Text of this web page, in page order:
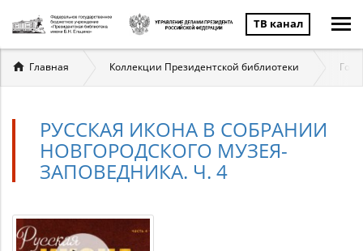
ТВ канал
Вы
здесь
Главная Коллекции Президентской библиотеки
РУССКАЯ ИКОНА В СОБРАНИИ
НОВГОРОДСКОГО МУЗЕЯ-
ЗАПОВЕДНИКА. Ч. 4